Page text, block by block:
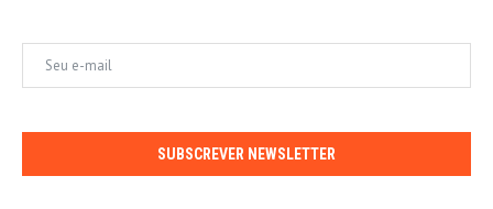
SUBSCREVER NEWSLETTER